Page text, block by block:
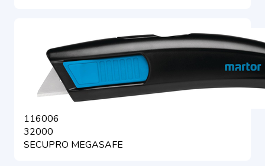
116006
32000
SECUPRO MEGASAFE